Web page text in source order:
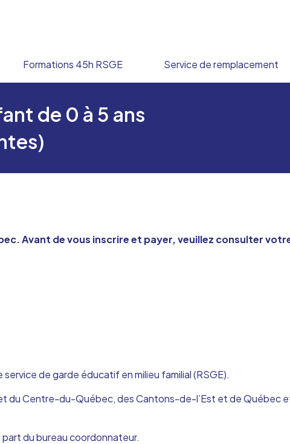
Formations 45h RSGE Service de remplacement
de 0 à 5 ans
Avant de vous inscrire et payer, veuillez consulter
de garde éducatif en milieu familial (RSGE).
du Centre-du-Québec, des Cantons-de-l’Est et de Québec
part du bureau coordonnateur.